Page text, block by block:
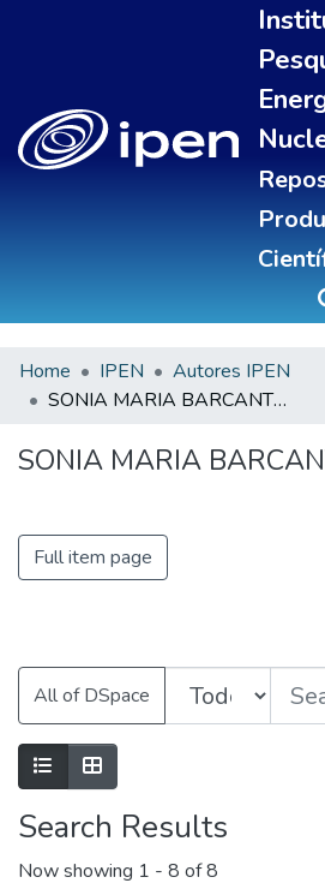
Sobre
All of DSpace
Home IPEN
Autores IPEN
SONIA MARIA BARCANTE DA VEIGA
SONIA MARIA
Full item page
All of DSpace
Search Results
Now showing 1 - 8 of 8